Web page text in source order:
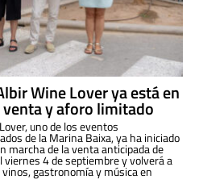
Wine Lover ya está en
y aforo limitado
uno de los eventos
de la Marina Baixa, ya ha iniciado
marcha de la venta anticipada de
4 de septiembre y volverá a
gastronomía y música en